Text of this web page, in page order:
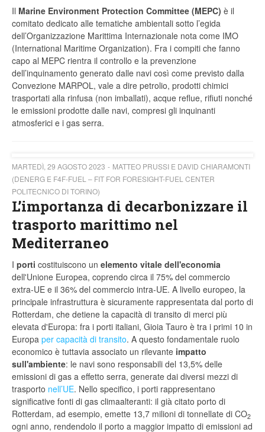
Il Marine Environment Protection Committee (MEPC) è il
comitato dedicato alle tematiche ambientali sotto l’egida
dell’Organizzazione Marittima Internazionale nota come IMO
(International Maritime Organization). Fra i compiti che fanno
capo al MEPC rientra il controllo e la prevenzione
dell’inquinamento generato dalle navi così come previsto dalla
Convezione MARPOL, vale a dire petrolio, prodotti chimici
trasportati alla rinfusa (non imballati), acque reflue, rifiuti nonché
le emissioni prodotte dalle navi, compresi gli inquinanti
atmosferici e i gas serra.
MARTEDÌ, 29 AGOSTO 2023
MATTEO PRUSSI E DAVID CHIARAMONTI
(DENERG E F4F-FUEL – FIT FOR FORESIGHT-FUEL CENTER
POLITECNICO DI TORINO)
L’importanza di decarbonizzare il
trasporto marittimo nel
Mediterraneo
I porti costituiscono un elemento vitale dell'economia
dell'Unione Europea, coprendo circa il 75% del commercio
extra-UE e il 36% del commercio intra-UE. A livello europeo, la
principale infrastruttura è sicuramente rappresentata dal porto di
Rotterdam, che detiene la capacità di transito di merci più
elevata d'Europa: fra i porti italiani, Gioia Tauro è tra i primi 10 in
Europa per capacità di transito. A questo fondamentale ruolo
economico è tuttavia associato un rilevante impatto
sull'ambiente: le navi sono responsabili del 13,5% delle
emissioni di gas a effetto serra, generate dai diversi mezzi di
trasporto nell’UE. Nello specifico, i porti rappresentano
significative fonti di gas climaalteranti: il già citato porto di
Rotterdam, ad esempio, emette 13,7 milioni di tonnellate di CO2
ogni anno, rendendolo il porto a maggior impatto di emissioni ad